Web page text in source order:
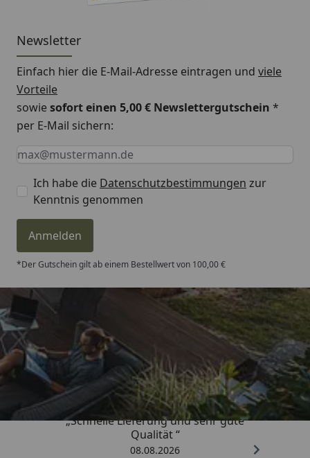
Newsletter
Einfach hier die E-Mail-Adresse eintragen und viele
Vorteile
sowiesofort einen 5,00 € Newslettergutschein *
per E-Mail sichern:
Keine Eingabe erforderlich
Eingabe erforderlich
E-Mail *
Ich habe die Datenschutzbestimmungen zur
Kenntnis genommen
Anmelden
*Der Gutschein gilt ab einem Bestellwert von 100,00 €
Trusted Shops
4,81/ 5
„Schnelle Lieferung und sehr gute
Qualität “
08.08.2026